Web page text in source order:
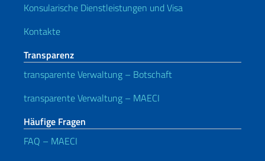
Konsularische Dienstleistungen und Visa
Kontakte
Transparenz
transparente Verwaltung – Botschaft
transparente Verwaltung – MAECI
Häufige Fragen
FAQ – MAECI